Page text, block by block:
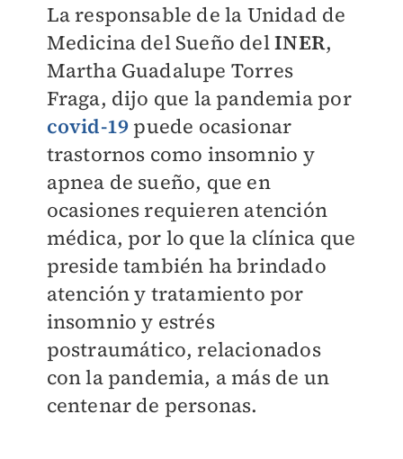
La responsable de la Unidad de
Medicina del Sueño delINER,
Martha Guadalupe Torres
Fraga, dijo que la pandemia por
covid-19 puede ocasionar
trastornos como insomnio y
apnea de sueño, que en
ocasiones requieren atención
médica, por lo que la clínica que
preside también ha brindado
atención y tratamiento por
insomnio y estrés
postraumático, relacionados
con la pandemia, a más de un
centenar de personas.